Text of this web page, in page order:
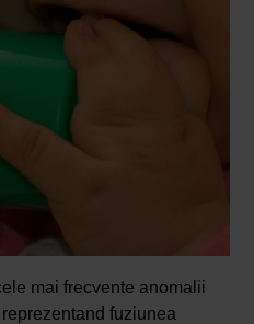
mai frecvente anomalii
fuziunea